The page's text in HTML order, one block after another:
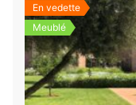
En vedette
Meublé